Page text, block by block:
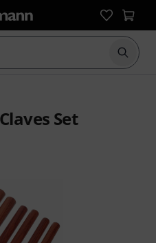
Suche
Set
aus 12 Kundenbewertungen